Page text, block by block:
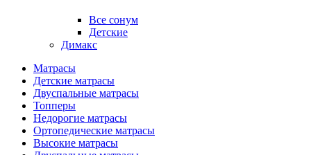
Все сонум
Детские
Димакс
Матрасы
Детские матрасы
Двуспальные матрасы
Топперы
Недорогие матрасы
Ортопедические матрасы
Высокие матрасы